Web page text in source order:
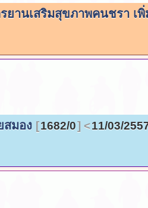
ยานเสริมสุขภาพคนชรา เ
สมอง 1682/0 11/03/